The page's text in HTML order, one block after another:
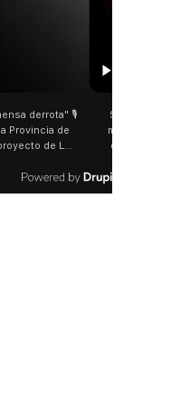
Jorge García Cuerva juntó a
en Liniers El arzobispo
Aires destacó la fortaleza de la
las bajas temperaturas de los
"Son dificultades que pudieron